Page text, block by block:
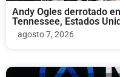
Andy Ogles derrotado
Tennessee, Estados
agosto 7, 2026